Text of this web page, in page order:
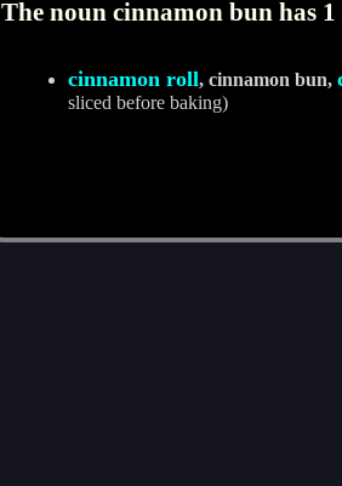
The noun cinnamon bun has 1
cinnamon roll, cinnamon bun,
sliced before baking)